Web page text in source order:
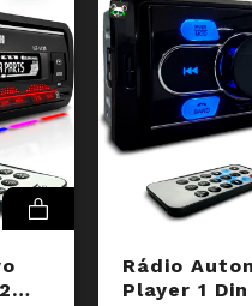
e carregamento de
sempre conectado e
mesmo durante
polegadas oferece uma
em todas as
integradas. Sinta os
agudos cristalinos.
seja no carro, caixa bob
Rádio
Player 1